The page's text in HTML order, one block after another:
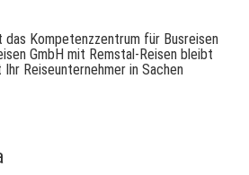
Kompetenzzentrum für Busreisen
GmbH mit Remstal-Reisen bleibt
Reiseunternehmer in Sachen